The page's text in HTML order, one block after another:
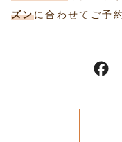
ズンに合わせてご予